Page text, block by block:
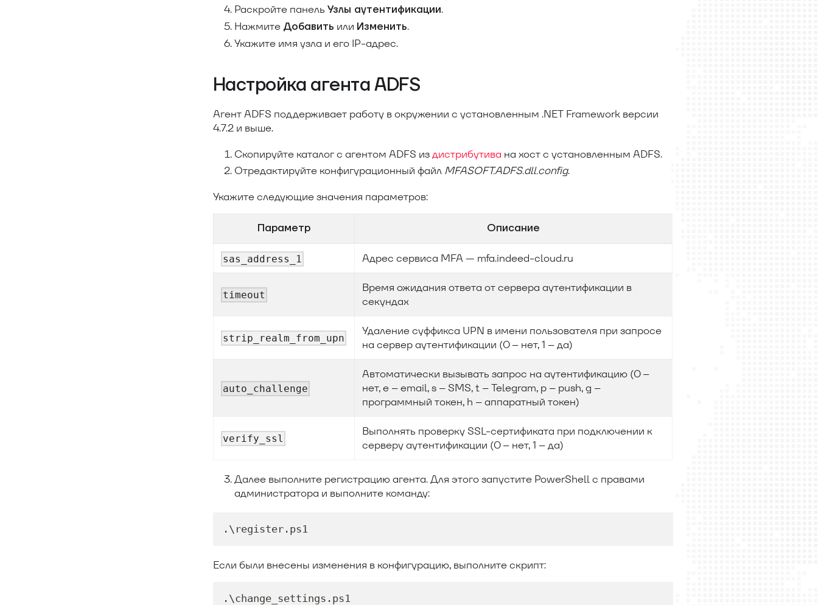
Раскройте панель Узлы аутентификации.
Нажмите Добавить или Изменить.
Укажите имя узла и его IP-адрес.
Настройка агента ADFS
Агент ADFS поддерживает работу в окружении с установленным .NET Framework версии
4.7.2 и выше.
Скопируйте каталог с агентом ADFS издистрибутива на хост с установленным ADFS.
Отредактируйте конфигурационный файл MFASOFT.ADFS.dll.config.
Укажите следующие значения параметров:
Параметр Описание
sas_address_1 Адрес сервиса MFA — mfa.indeed-cloud.ru
timeout
Время ожидания ответа от сервера аутентификации в
секундах
strip_realm_from_upn
Удаление суффикса UPN в имени пользователя при запросе
на сервер аутентификации (0 – нет, 1 – да)
auto_challenge
Автоматически вызывать запрос на аутентификацию (0 –
нет, e – email, s – SMS, t – Telegram, p – push, g –
программный токен, h – аппаратный токен)
verify_ssl
Выполнять проверку SSL-сертификата при подключении к
серверу аутентификации (0 – нет, 1 – да)
Далее выполните регистрацию агента. Для этого запустите PowerShell с правами
администратора и выполните команду:
. \register . ps1
Если были внесены изменения в конфигурацию, выполните скрипт:
. \change_settings . ps1